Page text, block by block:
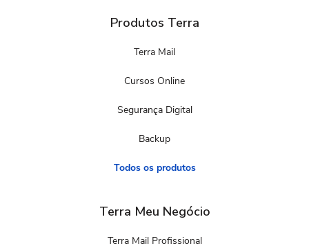
Produtos Terra
Terra Mail
Cursos Online
Segurança Digital
Backup
Todos os produtos
Terra Meu Negócio
Terra Mail Profissional